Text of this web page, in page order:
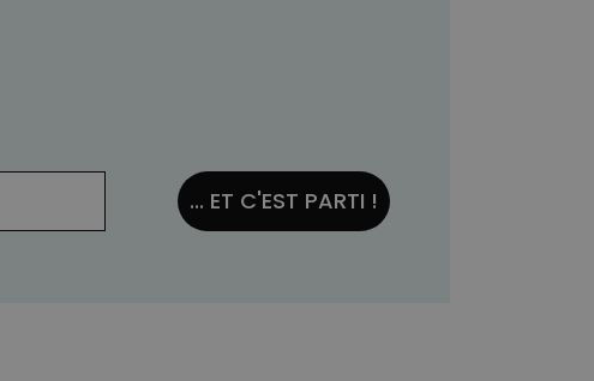
... ET C'EST PARTI !